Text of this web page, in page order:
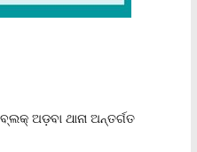
ଅଡ଼ବା ଥାନା ଅନ୍ତର୍ଗତ